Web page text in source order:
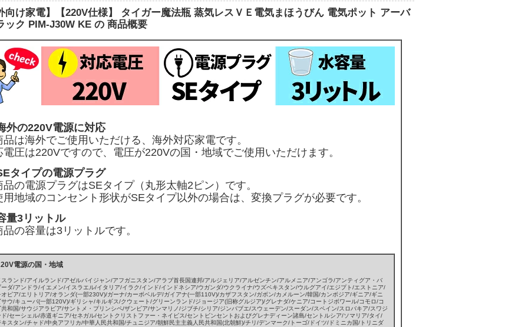
向け家電】【220V仕様】 タイガー魔法瓶 蒸気レスＶＥ電気まほうびん 電気ポット アーバ
ック PIM-J30W KE の 商品概要
外の220V電源に対応
品は海外でご使用いただける、海外対応家電です。
電圧は220Vですので、電圧が220Vの国・地域でご使用いただけます。
タイプの電源プラグ
品の電源プラグはSEタイプ（丸形太軸2ピン）です。
用地域のコンセント形状がSEタイプ以外の場合は、変換プラグが必要です。
量3リットル
品の容量は3リットルです。
電源の国・地域
スランド/アイルランド/アゼルバイジャン/アフガニスタン/アラブ首長国連邦/アルジェリア/アルゼンチン/アルメニア/アンゴラ/アンティグア・バ
ーダ/アンドラ/イエメン/イスラエル/イタリア/イラク/インド/インドネシア/ウガンダ/ウクライナ/ウズベキスタン/ウルグアイ/エジプト/エストニア/
オピア/エリトリア/オランダ(一部230V)/ガーナ/カーボベルデ/ガイアナ(一部110V)/カザフスタン/ガボン/カメルーン/韓国/カンボジア/ギニア/ギニ
サウ/キューバ(一部120V)/ギリシャ/キルギス/クウェート/グリーンランド/ジョージア(旧称グルジア)/グレナダ/ケニア/コートジボワール/コモロ/コ
共和国/サウジアラビア/サントメ・プリンシペ/ザンビア/サンマリノ/ジブチ/シリア/ジンバブエ/スウェーデン/スーダン/スペイン/スロバキア/スワジ
ド/セーシェル/赤道ギニア/セネガル/セントクリストファー・ネイビス/セントビンセントおよびグレナディーン諸島/セントルシア/ソマリア/タイ/
キスタン/チャド/中央アフリカ/中華人民共和国/チュニジア/朝鮮民主主義人民共和国(北朝鮮)/チリ/デンマーク/トーゴ/ドイツ/ドミニカ国/トリニダ